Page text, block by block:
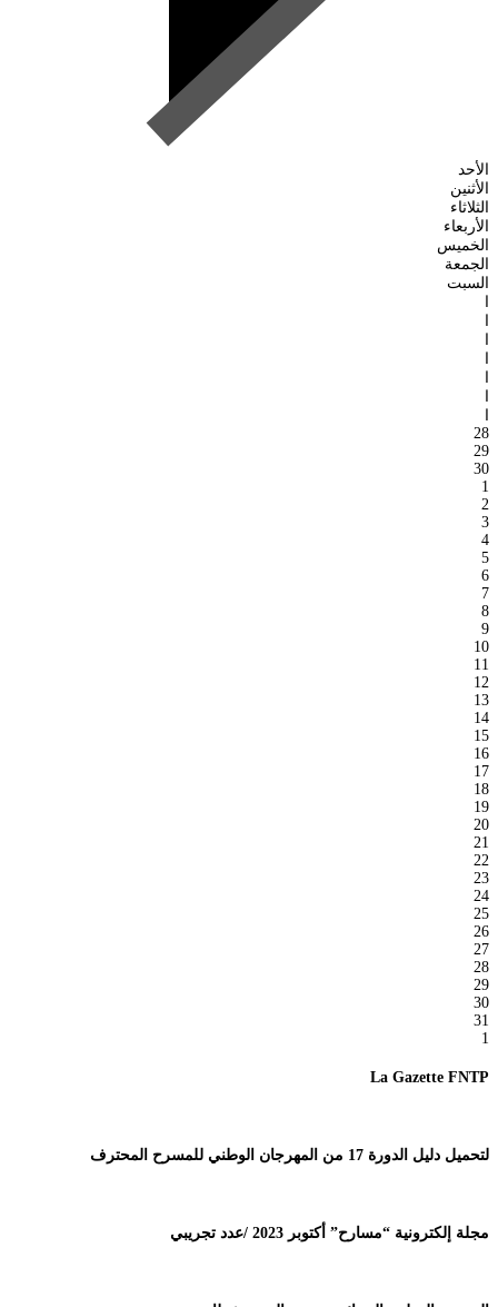
الأحد
الأثنين
الثلاثاء
الأربعاء
الخميس
الجمعة
السبت
28
29
30
1
2
3
4
5
6
7
8
9
10
11
12
13
14
15
16
17
18
19
20
21
22
23
24
25
26
27
28
29
30
31
1
La Gazette FNTP
لتحميل دليل الدورة 17 من المهرجان الوطني للمسرح المحترف
مجلة إلكترونية “مسارح” أكتوبر 2023 /عدد تجريبي